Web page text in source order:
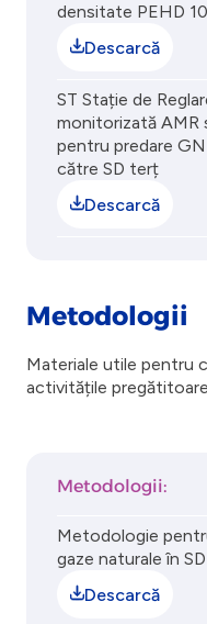
densitate PEHD
Descarcă
ST Stație de
monitorizată AMR
pentru predare
către SD terț
Descarcă
Metodologii
Materiale utile pentru
activitățile
Metodologii:
Metodologie
gaze naturale în SD
Descarcă